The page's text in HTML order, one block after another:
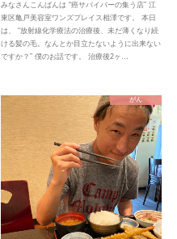
みなさんこんばんは “癌サバイバーの集う店” 江
東区亀戸美容室ワンズプレイス相澤です。 本日
は、 “放射線化学療法の治療後、未だ薄くなり続
ける髪の毛。なんとか目立たないように出来ない
ですか？” 僕のお話です。 治療後2ヶ…
がん